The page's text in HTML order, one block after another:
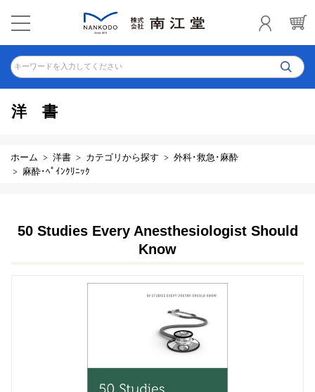
キーワードを入力してください
洋書
ホーム 洋書 カテゴリから探す
外科･救急･麻酔
麻酔･ﾍﾟｲﾝｸﾘﾆｯｸ
50 Studies Every Anesthesiologist Should
Know